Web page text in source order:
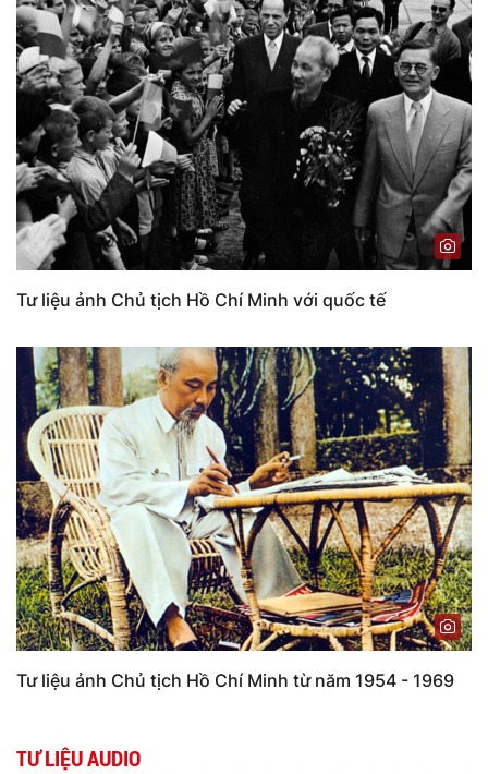
Tư liệu ảnh Chủ tịch Hồ Chí Minh với quốc tế
Tư liệu ảnh Chủ tịch Hồ Chí Minh từ năm 1954 - 1969
TƯ LIỆU AUDIO